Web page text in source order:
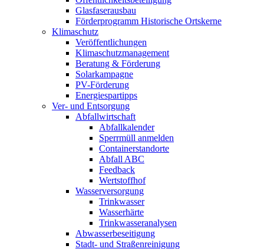
Glasfaserausbau
Förderprogramm Historische Ortskerne
Klimaschutz
Veröffentlichungen
Klimaschutzmanagement
Beratung & Förderung
Solarkampagne
PV-Förderung
Energiespartipps
Ver- und Entsorgung
Abfallwirtschaft
Abfallkalender
Sperrmüll anmelden
Containerstandorte
Abfall ABC
Feedback
Wertstoffhof
Wasserversorgung
Trinkwasser
Wasserhärte
Trinkwasseranalysen
Abwasserbeseitigung
Stadt- und Straßenreinigung